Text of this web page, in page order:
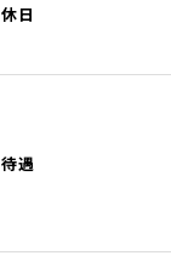
休日
待遇